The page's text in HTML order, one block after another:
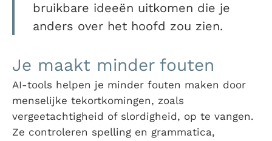
bruikbare ideeën uitkomen die je
anders over het hoofd zou zien.
Je maakt minder fouten
AI-tools helpen je minder fouten maken door
menselijke tekortkomingen, zoals
vergeetachtigheid of slordigheid, op te vangen.
Ze controleren spelling en grammatica,